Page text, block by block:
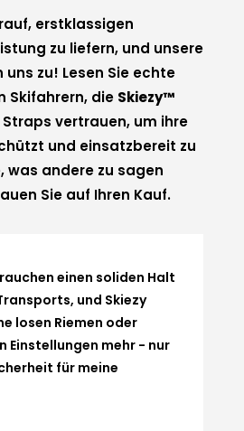
erstklassigen
zu liefern, und unsere
zu! Lesen Sie echte
Skifahrern, die Skiezy™
vertrauen, um ihre
und einsatzbereit zu
was andere zu sagen
Sie auf Ihren Kauf.
einen soliden Halt
und Skiezy
losen Riemen oder
Einstellungen mehr - nur
für meine